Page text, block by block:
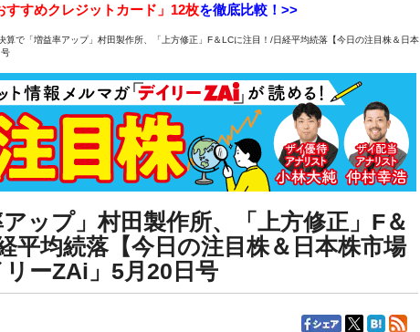
すすめクレジットカード」12枚を徹底比較！>>
算で「増益率アップ」村田製作所、「上方修正」F＆LCに注目！/日経平均続落【今日の注目株＆日本
ップ」村田製作所、「上方修正」F＆
平均続落【今日の注目株＆日本株市場
ーZAi」5月20日号